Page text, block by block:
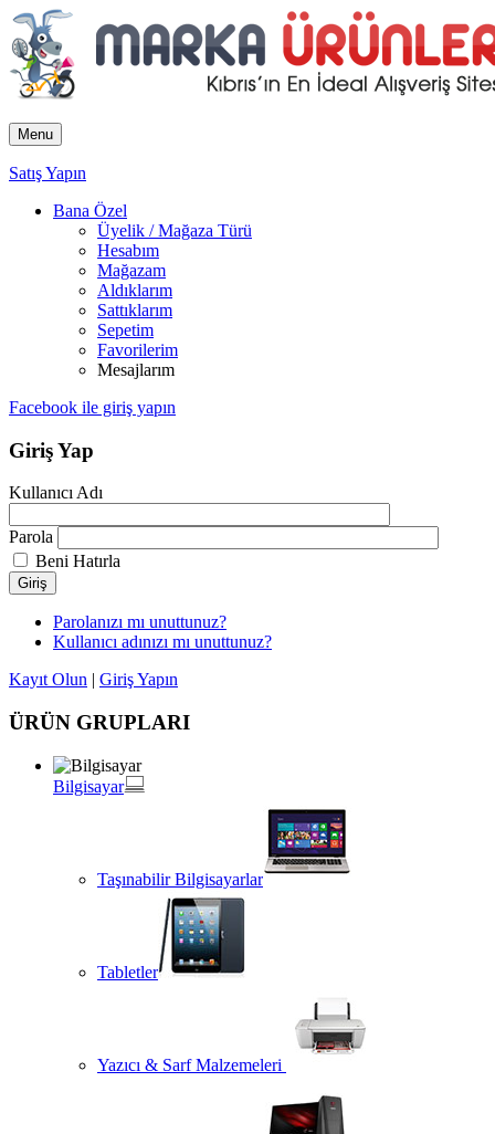
Menu
Satış Yapın
Bana Özel
Üyelik / Mağaza Türü
Hesabım
Mağazam
Aldıklarım
Sattıklarım
Sepetim
Favorilerim
Mesajlarım
Facebook ile giriş yapın
Giriş Yap
Kullanıcı Adı
Parola
Beni Hatırla
Giriş
Parolanızı mı unuttunuz?
Kullanıcı adınızı mı unuttunuz?
Kayıt Olun | Giriş Yapın
ÜRÜN GRUPLARI
Bilgisayar
Taşınabilir Bilgisayarlar
Tabletler
Yazıcı & Sarf Malzemeleri